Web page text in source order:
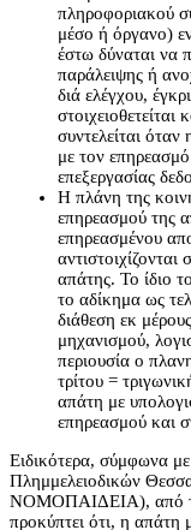
πληροφοριακού
μέσο ή όργανο)
έστω δύναται να
παράλειψης ή
διά ελέγχου,
συντελείται
με τον
επεξεργασίας
Η πλάνη της
επηρεασμού της
επηρεασμένου
απάτης. Το ίδιο
το αδίκημα ως
διάθεση εκ
μηχανισμού,
περιουσία ο
τρίτου =
απάτη με
επηρεασμού και
Ειδικότερα, σύμφωνα
Πλημμελειοδικών
ΝΟΜΟΠΑΙΔΕΙΑ), από
προκύπτει ότι, η απάτη